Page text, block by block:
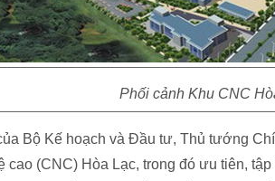
Phối cảnh Khu CNC
Bộ Kế hoạch và Đầu tư, Thủ tướng
cao (CNC) Hòa Lạc, trong đó ưu tiên,